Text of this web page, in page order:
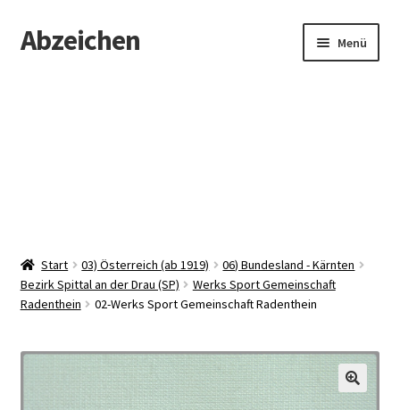
Zur
Navigation
Zum
Inhalt
Abzeichen Menü
Start 03) Österreich (ab 1919)
06) Bundesland - Kärnten
Bezirk Spittal an der Drau (SP)
Werks Sport Gemeinschaft
Radenthein
02-Werks Sport Gemeinschaft Radenthein